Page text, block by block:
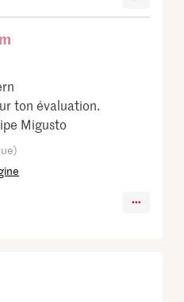
ton évaluation.
Migusto